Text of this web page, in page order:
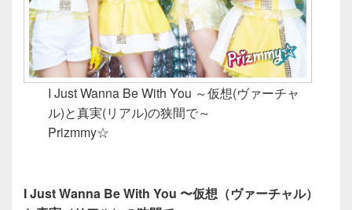
I Just Wanna Be With You ～仮想(ヴァーチャ
ル)と真実(リアル)の狭間で～
Prizmmy☆
I Just Wanna Be With You 〜仮想（ヴァーチャル）